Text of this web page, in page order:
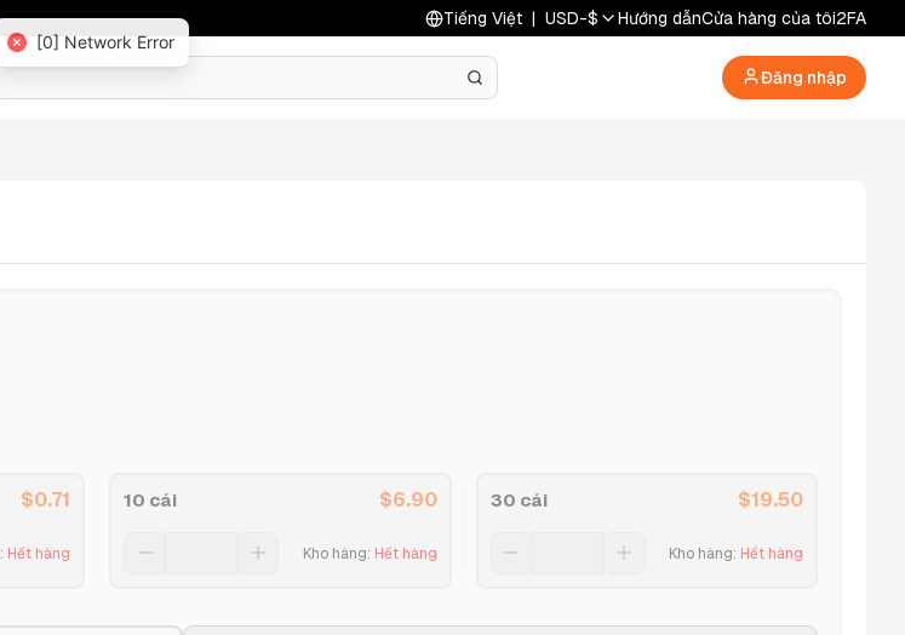
Tiếng Việt | USD-$ Hướng dẫnCửa hàng của tôi2FA
Đăng nhập
$0.71
: Hết hàng
10 cái $6.90
Kho hàng: Hết hàng
30 cái $19.50
Kho hàng: Hết hàng
[0] Network Error